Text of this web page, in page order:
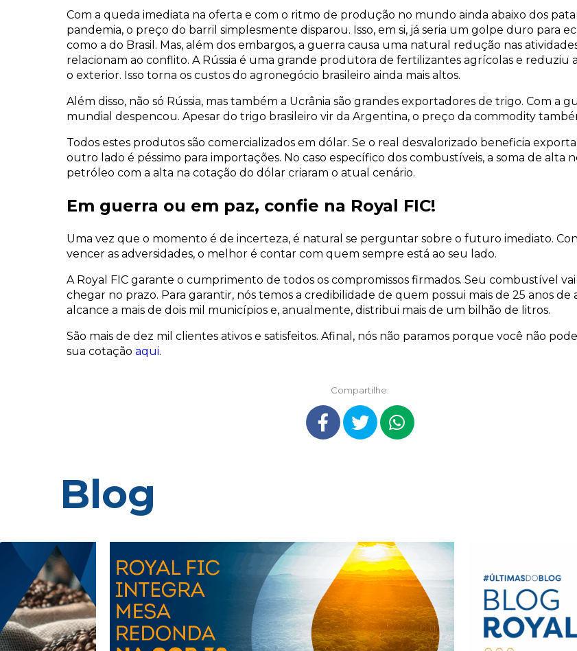
Com a queda imediata na oferta e com o ritmo de produção no mundo ainda abaixo dos
pandemia, o preço do barril simplesmente disparou. Isso, em si, já seria um golpe duro para
como a do Brasil. Mas, além dos embargos, a guerra causa uma natural redução nas
relacionam ao conflito. A Rússia é uma grande produtora de fertilizantes agrícolas e reduziu
o exterior. Isso torna os custos do agronegócio brasileiro ainda mais altos.
Além disso, não só Rússia, mas também a Ucrânia são grandes exportadores de trigo. Com a
mundial despencou. Apesar do trigo brasileiro vir da Argentina, o preço da commodity
Todos estes produtos são comercializados em dólar. Se o real desvalorizado beneficia
outro lado é péssimo para importações. No caso específico dos combustíveis, a soma de alta
petróleo com a alta na cotação do dólar criaram o atual cenário.
Em guerra ou em paz, confie na Royal FIC!
Uma vez que o momento é de incerteza, é natural se perguntar sobre o futuro imediato.
vencer as adversidades, o melhor é contar com quem sempre está ao seu lado.
A Royal FIC garante o cumprimento de todos os compromissos firmados. Seu combustível
chegar no prazo. Para garantir, nós temos a credibilidade de quem possui mais de 25 anos de
alcance a mais de dois mil municípios e, anualmente, distribui mais de um bilhão de litros.
São mais de dez mil clientes ativos e satisfeitos. Afinal, nós não paramos porque você não
sua cotação aqui.
Compartilhe:
Blog